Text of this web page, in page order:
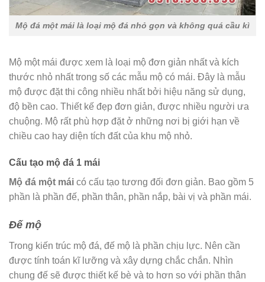
Mộ đá một mái là loại mộ đá nhỏ gọn và không quá cầu kì
Mộ một mái được xem là loại mộ đơn giản nhất và kích
thước nhỏ nhất trong số các mẫu mộ có mái. Đây là mẫu
mộ được đặt thi công nhiều nhất bởi hiệu năng sử dụng,
độ bền cao. Thiết kế đẹp đơn giản, được nhiều người ưa
chuộng. Mộ rất phù hợp đặt ở những nơi bị giới hạn về
chiều cao hay diện tích đất của khu mộ nhỏ.
Cấu tạo mộ đá 1 mái
Mộ đá một mái có cấu tạo tương đối đơn giản. Bao gồm 5
phần là phần đế, phần thân, phần nắp, bài vị và phần mái.
Đế mộ
Trong kiến trúc mộ đá, đế mộ là phần chịu lực. Nên cần
được tính toán kĩ lưỡng và xây dựng chắc chắn. Nhìn
chung đế sẽ được thiết kế bè và to hơn so với phần thân